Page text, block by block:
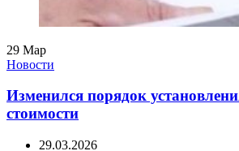
29 Мар
Новости
Изменился порядок
стоимости
29.03.2026